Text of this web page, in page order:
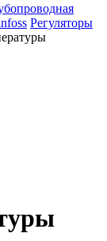
Регуляторы